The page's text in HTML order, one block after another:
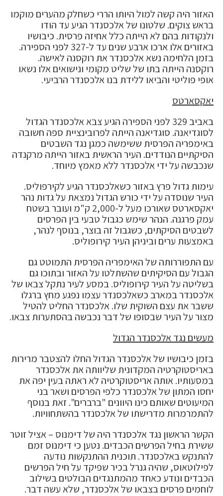
האזור היה קשה למול היותו הררי כשחלק מהערים מוקמו
בראש צוקים. שלטונו של אלכסנדר הגיע עד הודו
ולנקודות בהם לא הייתה כלל אחיזה פרסית. כיבושיו
באזורים אלו ארכו ארבע שנים עד ל-327 לפני הספירה.
בזמן הלחימה נשא אלכסנדר את רוקסנה לאישה.
רוקסנה הייתה בתו של שליט מקומי ונישואים אלו נשאו
אופי פוליטי והביאו ללידת בנו אלכסנדר הרביעי.
יאקסארטס
באביב 329 לפני הספירה הגיע צבא אלכסנדר הגדול
לסוגדיאנה. סוגדיאנה הייתה לפרובינציית ספה חשובה
באימפריה הפרסית ששימשה כמגן נגד השבטים
הסיקתיים הנודדים. העיר הראשית באזור הייתה מרקנדה
שנכבשה על ידי אלכסנדר ללא מאמץ מיוחד.
עימות גדול פרץ באזור כשאלכסנדר הגיע לקירפוליס.
העיר שנוסדה על ידי כורש הגדול נמצאת על גדות נהר
יאקסארטס שאורכו מעל ל-2,000 ק"מ ועובר בשטח
עמק פרגנה. הנהר שימש כגבול טבעי בין הפרסים
לשבטים הסיקתים, כשגבול זה בוצר, בנוסף לנהר,
באמצעות ערים וביניהן העיר קירופוליס.
עם התפוררותה של האימפריה הפרסית התמוטט גם
הגבול עם הסיקיתים שהשתלטו על האזור ובתוכו גם
בשליטה על העיר קירופוליס. במסע לעיר נתקל צבאו של
אלכסנדר במארב כשאלכסנדר עצמו נפגע מחץ ברגלו
ששבר את עצם השוקית שלו. אלכסנדר החליט להטיל
מצור על העיר שבסופו של דבר נכבשה בהסתערות צבאו.
מעשים נגד אלכסנדר הגדול
בזמן כיבושיו של אלכסנדר הגדול החלו להצטבר מרירות
באריסטוקרטיה המקדונית שליוותה את אלכסנדר
במסעותיו. אותה אריסטוקרטיה לא ראתה בעין יפה את
יחסו המתון של אלכסנדר כלפי הפרסים ושאר בני
המיעוטים שאותם כינו היוונים "ברברים". זאת בנוסף
להתמרמרות מדרישתו של אלכסנדר בהשתחוויות.
הקשר הראשון נגד אלכסנדר היה של דימנוס – אציל זוטר
ששירת בחיל הפרשים הכבדים. נטען כי דימנוס זמם
להתנקש באלכסנדר. תוכנית ההתנקשות נודעה
לפילוטאוס, שהיה גנרל בכיר שפיקד על חיל הפרשים
הכבדים ונודע כאחד מהמתנגדים הבולטים בשילוב
לוחמים פרסים בצבאו של אלכסנדר, שלא עשה דבר.